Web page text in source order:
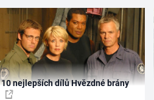
10 nejlepších dílů Hvězdné brány